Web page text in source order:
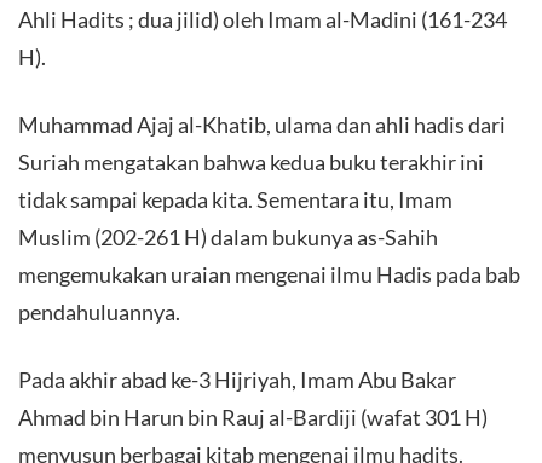
Ahli Hadits ; dua jilid) oleh Imam al-Madini (161-234
H).
Muhammad Ajaj al-Khatib, ulama dan ahli hadis dari
Suriah mengatakan bahwa kedua buku terakhir ini
tidak sampai kepada kita. Sementara itu, Imam
Muslim (202-261 H) dalam bukunya as-Sahih
mengemukakan uraian mengenai ilmu Hadis pada bab
pendahuluannya.
Pada akhir abad ke-3 Hijriyah, Imam Abu Bakar
Ahmad bin Harun bin Rauj al-Bardiji (wafat 301 H)
menyusun berbagai kitab mengenai ilmu hadits.